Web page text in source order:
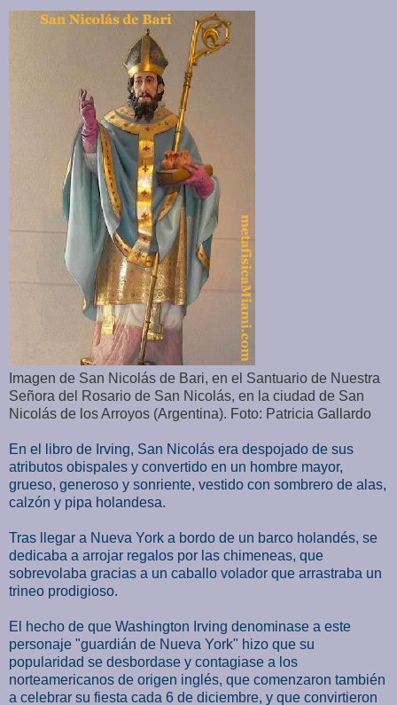
Imagen de San Nicolás de Bari, en el Santuario de Nuestra
Señora del Rosario de San Nicolás, en la ciudad de San
Nicolás de los Arroyos (Argentina). Foto: Patricia Gallardo
En el libro de Irving, San Nicolás era despojado de sus
atributos obispales y convertido en un hombre mayor,
grueso, generoso y sonriente, vestido con sombrero de alas,
calzón y pipa holandesa.
Tras llegar a Nueva York a bordo de un barco holandés, se
dedicaba a arrojar regalos por las chimeneas, que
sobrevolaba gracias a un caballo volador que arrastraba un
trineo prodigioso.
El hecho de que Washington Irving denominase a este
personaje "guardián de Nueva York" hizo que su
popularidad se desbordase y contagiase a los
norteamericanos de origen inglés, que comenzaron también
a celebrar su fiesta cada 6 de diciembre, y que convirtieron